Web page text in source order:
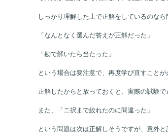
その方が理解がさらに深まり、次は間違うこ
しっかり理解した上で正解をしているのなら
「なんとなく選んだ答えが正解だった」
「勘で解いたら当たった」
という場合は要注意で、再度学び直すことが
正解したからと放っておくと、実際の試験で
また、「ニ択まで絞れたのに間違った」
という問題は次は正解しそうですが、意外